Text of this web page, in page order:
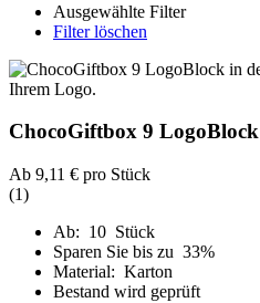
Ausgewählte Filter
Filter löschen
ChocoGiftbox 9 LogoBlock
Ab 9,11 € pro Stück
(1)
Ab: 10 Stück
Sparen Sie bis zu 33%
Material: Karton
Bestand wird geprüft